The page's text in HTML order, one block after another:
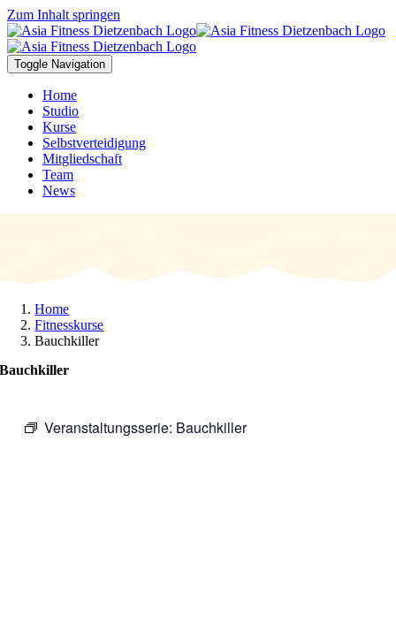
Zum Inhalt springen
Toggle Navigation
Home
Studio
Kurse
Selbstverteidigung
Mitgliedschaft
Team
News
Home
Fitnesskurse
Bauchkiller
Bauchkiller
Veranstaltungsserie: Bauchkiller